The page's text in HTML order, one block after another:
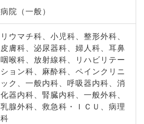
病院（一般）
リウマチ科、小児科、整形外科、
皮膚科、泌尿器科、婦人科、耳鼻
咽喉科、放射線科、リハビリテー
ション科、麻酔科、ペインクリニ
ック、一般内科、呼吸器内科、消
化器内科、腎臓内科、一般外科、
乳腺外科、救急科・ＩＣＵ、病理
科